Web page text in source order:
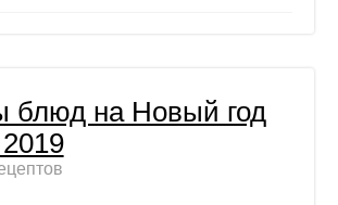
блюд на Новый год